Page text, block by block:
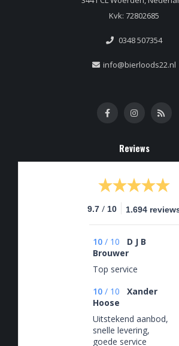
Kvk: 72802685
0348 507354
info@bierloods22.nl
Reviews
9.7 / 10 1.694
10 / 10
D J B
Brouwer
Top service
10 / 10
Xander
Hoose
Uitstekend aanbod,
snelle levering,
goede service